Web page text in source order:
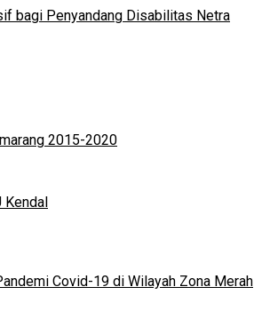
bagi Penyandang Disabilitas Netra
2015-2020
Covid-19 di Wilayah Zona Merah